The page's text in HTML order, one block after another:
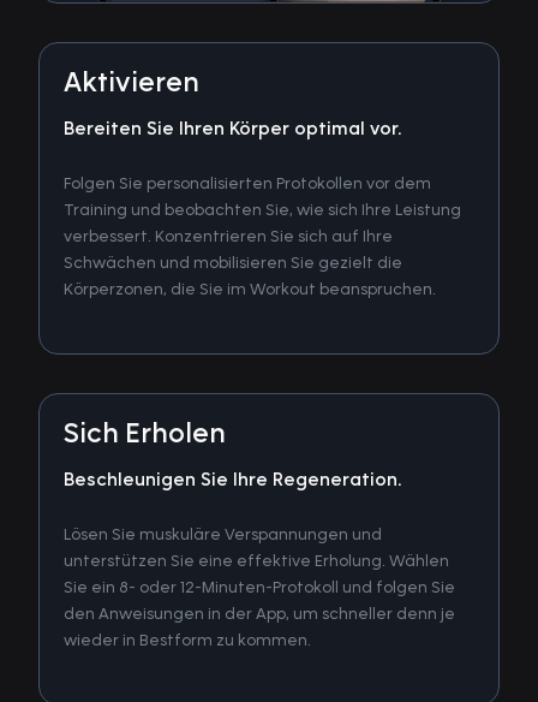
Aktivieren
Bereiten Sie Ihren Körper optimal vor.
Folgen Sie personalisierten Protokollen vor dem
Training und beobachten Sie, wie sich Ihre Leistung
verbessert. Konzentrieren Sie sich auf Ihre
Schwächen und mobilisieren Sie gezielt die
Körperzonen, die Sie im Workout beanspruchen.
Sich Erholen
Beschleunigen Sie Ihre Regeneration.
Lösen Sie muskuläre Verspannungen und
unterstützen Sie eine effektive Erholung. Wählen
Sie ein 8- oder 12-Minuten-Protokoll und folgen Sie
den Anweisungen in der App, um schneller denn je
wieder in Bestform zu kommen.